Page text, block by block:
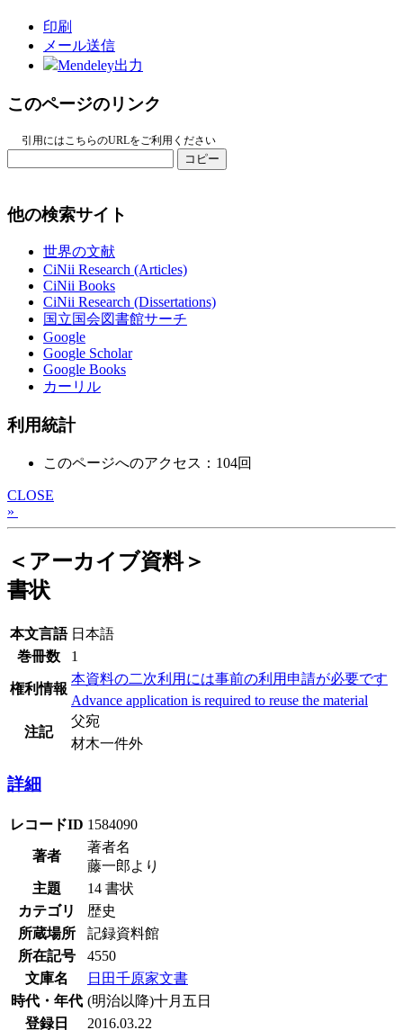
印刷
メール送信
Mendeley出力
このページのリンク
引用にはこちらのURLをご利用ください
コピー
他の検索サイト
世界の文献
CiNii Research (Articles)
CiNii Books
CiNii Research (Dissertations)
国立国会図書館サーチ
Google
Google Scholar
Google Books
カーリル
利用統計
このページへのアクセス：104回
CLOSE
»
＜アーカイブ資料＞
書状
本文言語 日本語
巻冊数
1
権利情報
本資料の二次利用には事前の利用申請が必要です
Advance application is required to reuse the material
注記
父宛
材木一件外
詳細
レコードID 1584090
著者
著者名
藤一郎より
主題
14 書状
カテゴリ
歴史
所蔵場所
記録資料館
所在記号
4550
文庫名
日田千原家文書
時代・年代 (明治以降)十月五日
登録日
2016.03.22